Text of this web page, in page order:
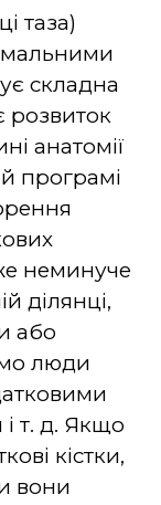
таза)
складна
розвиток
анатомії
програмі
неминуче
ділянці,
або
люди
т. д. Якщо
кістки,
вони